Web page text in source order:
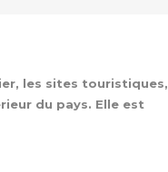
les sites touristiques,
du pays. Elle est